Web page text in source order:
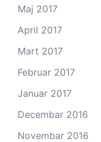
Maj 2017
April 2017
Mart 2017
Februar 2017
Januar 2017
Decembar 2016
Novembar 2016